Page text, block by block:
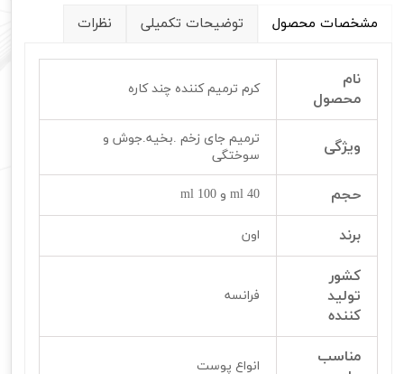
مشخصات محصول توضیحات تکمیلی نظرات
نام
محصول
کرم ترمیم کننده چند کاره
ویژگی
ترمیم جای زخم .بخیه.جوش و
سوختگی
حجم 40 ml و 100 ml
برند اون
کشور
تولید
کننده
فرانسه
مناسب
انواع پوست